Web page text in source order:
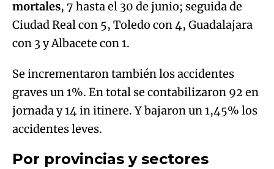
mortales, 7 hasta el 30 de junio; seguida de
Ciudad Real con 5, Toledo con 4, Guadalajara
con 3 y Albacete con 1.
Se incrementaron también los accidentes
graves un 1%. En total se contabilizaron 92 en
jornada y 14 in itinere. Y bajaron un 1,45% los
accidentes leves.
Por provincias y sectores